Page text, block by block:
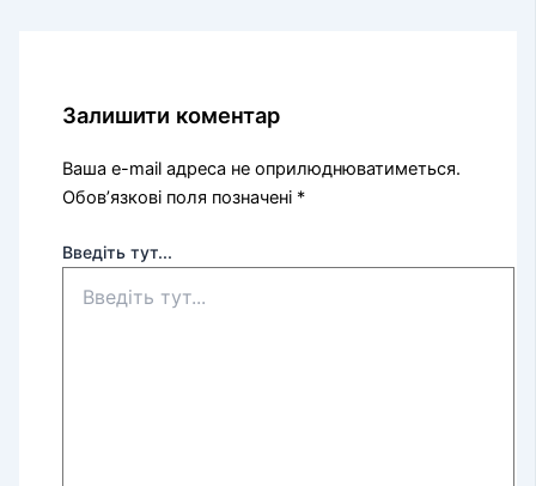
Залишити коментар
Ваша e-mail адреса не оприлюднюватиметься.
Обов’язкові поля позначені *
Введіть тут...